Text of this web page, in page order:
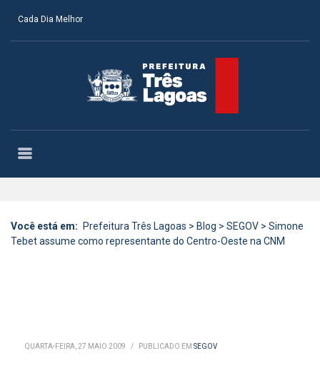
Cada Dia Melhor
Você está em: Prefeitura Três Lagoas > Blog > SEGOV > Simone
Tebet assume como representante do Centro-Oeste na CNM
QUARTA-FEIRA, 27 MAIO 2009 / PUBLICADO EM SEGOV